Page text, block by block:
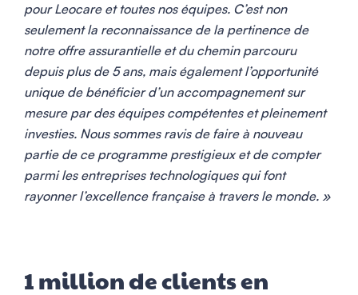
pour Leocare et toutes nos équipes. C’est non
seulement la reconnaissance de la pertinence de
notre offre assurantielle et du chemin parcouru
depuis plus de 5 ans, mais également l’opportunité
unique de bénéficier d’un accompagnement sur
mesure par des équipes compétentes et pleinement
investies. Nous sommes ravis de faire à nouveau
partie de ce programme prestigieux et de compter
parmi les entreprises technologiques qui font
rayonner l’excellence française à travers le monde. »
1 million de clients en